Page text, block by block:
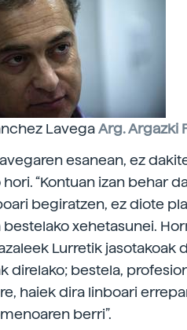
LavegaArg. Argazki
esanean, ez
“Kontuan izan behar
begiratzen, ez diote
bestelako xehetasunei.
Lurretik jasotakoak
direlako; bestela,
haiek dira linboari
berri”.